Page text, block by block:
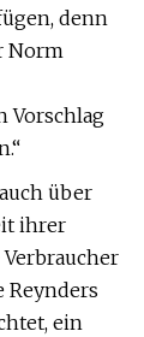
denn
Norm
Vorschlag
über
ihrer
Reynders
ein